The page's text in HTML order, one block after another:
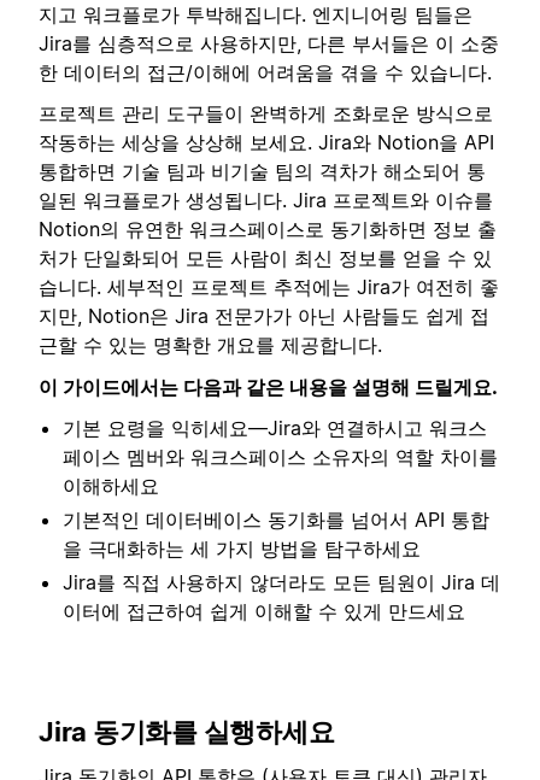
지고 워크플로가 투박해집니다. 엔지니어링 팀들은
Jira를 심층적으로 사용하지만, 다른 부서들은 이 소중
한 데이터의 접근/이해에 어려움을 겪을 수 있습니다.
프로젝트 관리 도구들이 완벽하게 조화로운 방식으로
작동하는 세상을 상상해 보세요. Jira와 Notion을 API
통합하면 기술 팀과 비기술 팀의 격차가 해소되어 통
일된 워크플로가 생성됩니다. Jira 프로젝트와 이슈를
Notion의 유연한 워크스페이스로 동기화하면 정보 출
처가 단일화되어 모든 사람이 최신 정보를 얻을 수 있
습니다. 세부적인 프로젝트 추적에는 Jira가 여전히 좋
지만, Notion은 Jira 전문가가 아닌 사람들도 쉽게 접
근할 수 있는 명확한 개요를 제공합니다.
이 가이드에서는 다음과 같은 내용을 설명해 드릴게요.
기본 요령을 익히세요—Jira와 연결하시고 워크스
페이스 멤버와 워크스페이스 소유자의 역할 차이를
이해하세요
기본적인 데이터베이스 동기화를 넘어서 API 통합
을 극대화하는 세 가지 방법을 탐구하세요
Jira를 직접 사용하지 않더라도 모든 팀원이 Jira 데
이터에 접근하여 쉽게 이해할 수 있게 만드세요
Jira 동기화를 실행하세요